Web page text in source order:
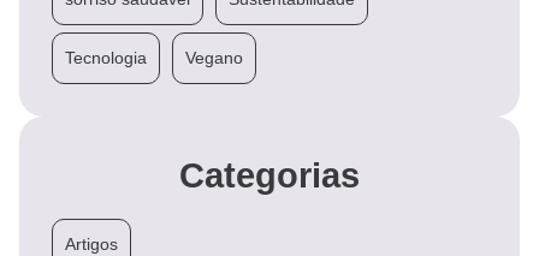
Tecnologia Vegano
Categorias
Artigos